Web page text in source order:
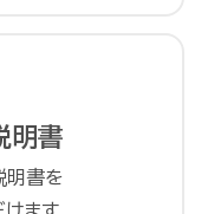
明書
明書を
ます